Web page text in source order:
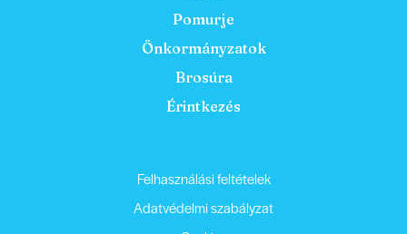
Pomurje
Önkormányzatok
Brosúra
Érintkezés
Felhasználási feltételek
Adatvédelmi szabályzat